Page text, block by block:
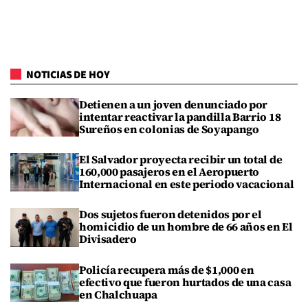
NOTICIAS DE HOY
Detienen a un joven denunciado por
intentar reactivar la pandilla Barrio 18
Sureños en colonias de Soyapango
El Salvador proyecta recibir un total de
160,000 pasajeros en el Aeropuerto
Internacional en este periodo vacacional
Dos sujetos fueron detenidos por el
homicidio de un hombre de 66 años en El
Divisadero
Policía recupera más de $1,000 en
efectivo que fueron hurtados de una casa
en Chalchuapa